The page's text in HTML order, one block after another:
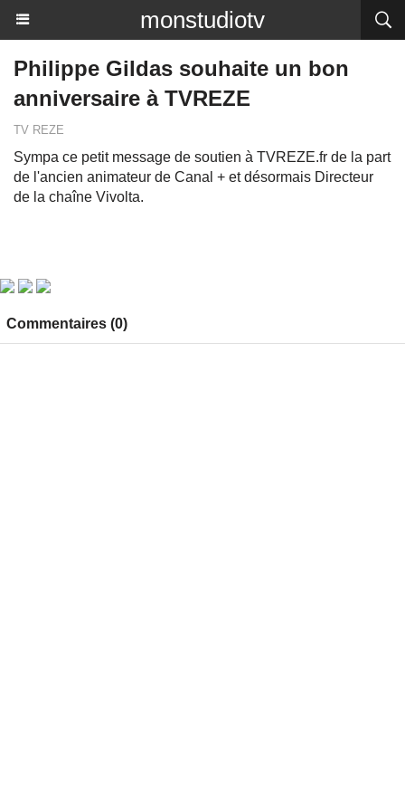
monstudiotv
Philippe Gildas souhaite un bon
anniversaire à TVREZE
TV REZE
Sympa ce petit message de soutien à TVREZE.fr de la part
de l'ancien animateur de Canal + et désormais Directeur
de la chaîne Vivolta.
Commentaires (0)